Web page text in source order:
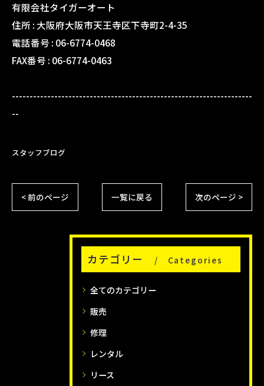
有限会社タイガーオート
住所 : 大阪府大阪市天王寺区下寺町2-4-35
電話番号 : 06-6774-0468
FAX番号 : 06-6774-0463
--------------------------------------------------------------------
--
スタッフブログ
< 前のページ 一覧に戻る 次のページ >
カテゴリー Categories
全てのカテゴリー
販売
修理
レンタル
リース